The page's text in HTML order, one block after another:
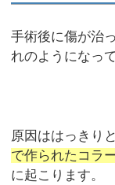
手術後に傷が治
れのようになっ
原因ははっきり
で作られたコラ
に起こります。